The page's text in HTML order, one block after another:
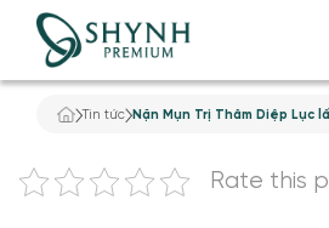
TRANG CHỦ
VỀ SHYNH PREMIUM
Tin tức Nặn Mụn Trị Thâm Diệp Lục
Rate this